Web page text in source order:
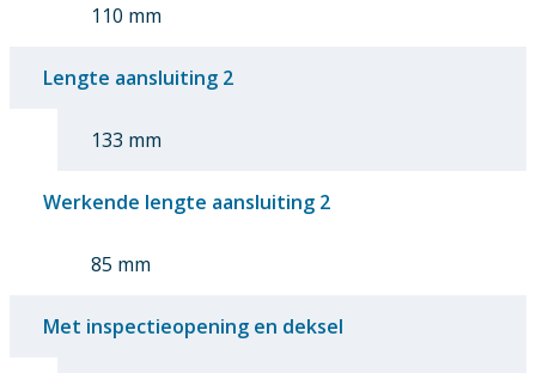
110 mm
Lengte aansluiting 2
133 mm
Werkende lengte aansluiting 2
85 mm
Met inspectieopening en deksel